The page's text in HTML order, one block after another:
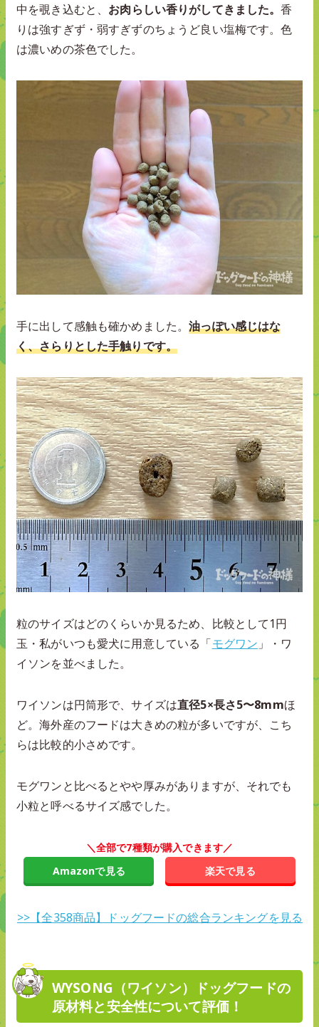
中を覗き込むと、 お肉らしい香りがしてきました。香
りは強すぎず・弱すぎずのちょうど良い塩梅です。色
は濃いめの茶色でした。
手に出して感触も確かめました。油っぽい感じはな
く、さらりとした手触りです。
粒のサイズはどのくらいか見るため、比較として1円
玉・私がいつも愛犬に用意している「モグワン 」・ワ
イソンを並べました。
ワイソンは円筒形で、サイズは直径5×長さ5〜8mmほ
ど。海外産のフードは大きめの粒が多いですが、こち
らは比較的小さめです。
モグワンと比べるとやや厚みがありますが、それでも
小粒と呼べるサイズ感でした。
＼全部で7種類が購入できます／
Amazonで見る
楽天で見る
>>【全358商品】ドッグフードの総合ランキングを見る
WYSONG（ワイソン）ドッグフードの
原材料と安全性について評価！